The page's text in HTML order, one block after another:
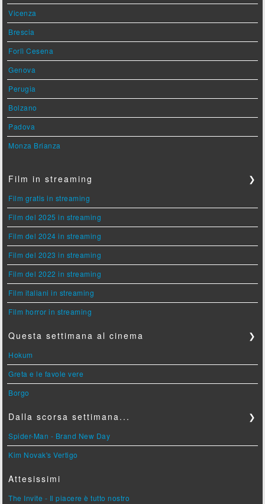
Vicenza
Brescia
Forlì Cesena
Genova
Perugia
Bolzano
Padova
Monza Brianza
Film in streaming ❯
Film gratis in streaming
Film del 2025 in streaming
Film del 2024 in streaming
Film del 2023 in streaming
Film del 2022 in streaming
Film italiani in streaming
Film horror in streaming
Questa settimana al cinema ❯
Hokum
Greta e le favole vere
Borgo
Dalla scorsa settimana... ❯
Spider-Man - Brand New Day
Kim Novak's Vertigo
Attesissimi
The Invite - Il piacere è tutto nostro